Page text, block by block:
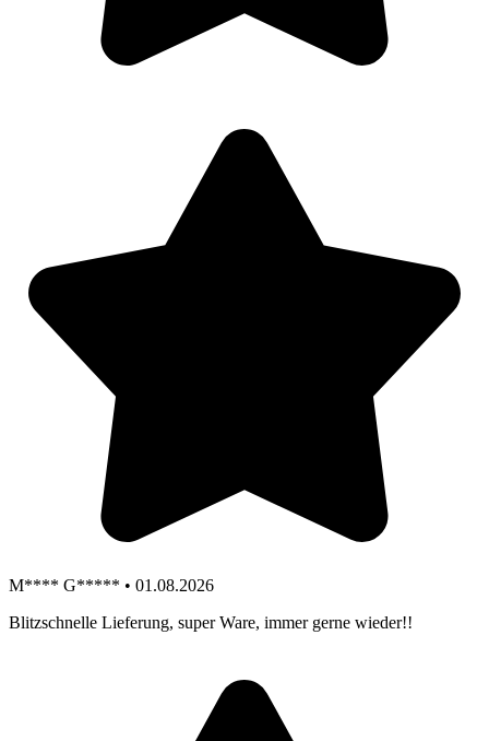
M**** G***** • 01.08.2026
Blitzschnelle Lieferung, super Ware, immer gerne wieder!!